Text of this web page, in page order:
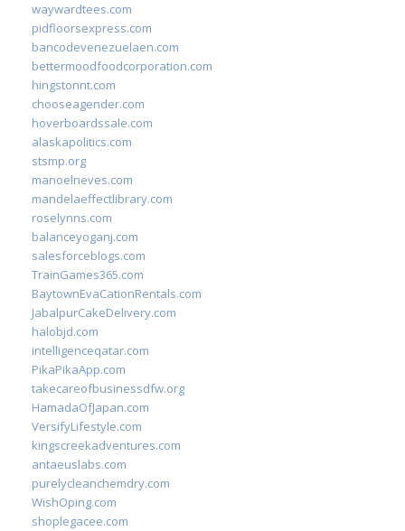
waywardtees.com
pidfloorsexpress.com
bancodevenezuelaen.com
bettermoodfoodcorporation.com
hingstonnt.com
chooseagender.com
hoverboardssale.com
alaskapolitics.com
stsmp.org
manoelneves.com
mandelaeffectlibrary.com
roselynns.com
balanceyoganj.com
salesforceblogs.com
TrainGames365.com
BaytownEvaCationRentals.com
JabalpurCakeDelivery.com
halobjd.com
intelligenceqatar.com
PikaPikaApp.com
takecareofbusinessdfw.org
HamadaOfJapan.com
VersifyLifestyle.com
kingscreekadventures.com
antaeuslabs.com
purelycleanchemdry.com
WishOping.com
shoplegacee.com